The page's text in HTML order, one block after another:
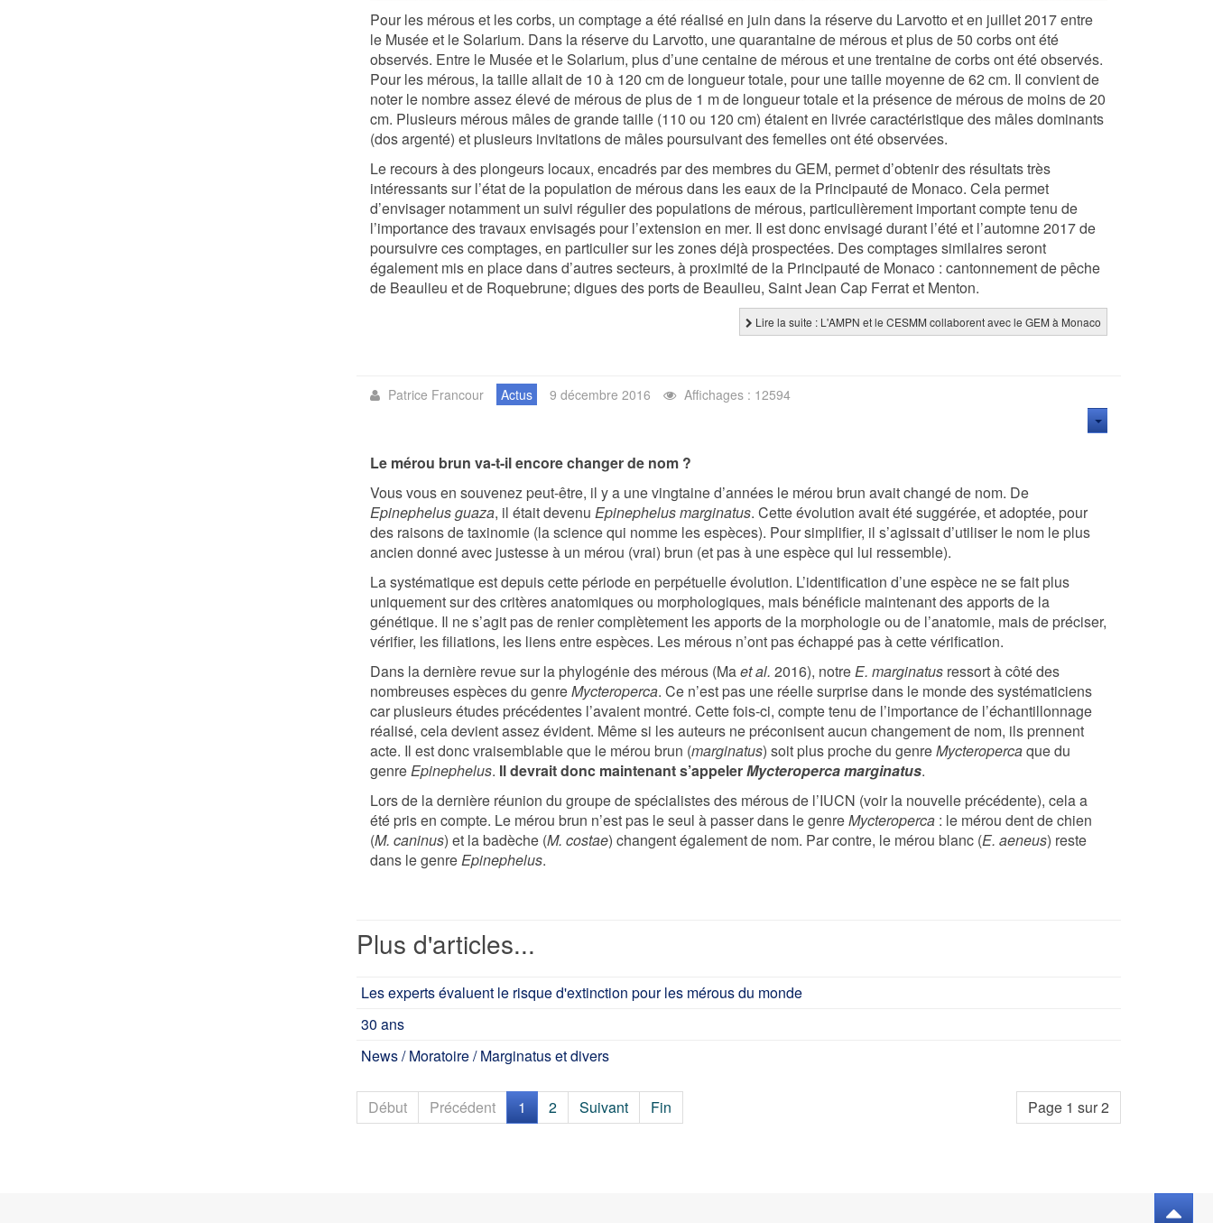
Pour les mérous et les corbs, un comptage a été réalisé en juin dans la réserve du Larvotto et en juillet 2017 entre
le Musée et le Solarium. Dans la réserve du Larvotto, une quarantaine de mérous et plus de 50 corbs ont été
observés. Entre le Musée et le Solarium, plus d’une centaine de mérous et une trentaine de corbs ont été observés.
Pour les mérous, la taille allait de 10 à 120 cm de longueur totale, pour une taille moyenne de 62 cm. Il convient de
noter le nombre assez élevé de mérous de plus de 1 m de longueur totale et la présence de mérous de moins de 20
cm. Plusieurs mérous mâles de grande taille (110 ou 120 cm) étaient en livrée caractéristique des mâles dominants
(dos argenté) et plusieurs invitations de mâles poursuivant des femelles ont été observées.
Le recours à des plongeurs locaux, encadrés par des membres du GEM, permet d’obtenir des résultats très
intéressants sur l’état de la population de mérous dans les eaux de la Principauté de Monaco. Cela permet
d’envisager notamment un suivi régulier des populations de mérous, particulièrement important compte tenu de
l’importance des travaux envisagés pour l’extension en mer. Il est donc envisagé durant l’été et l’automne 2017 de
poursuivre ces comptages, en particulier sur les zones déjà prospectées. Des comptages similaires seront
également mis en place dans d’autres secteurs, à proximité de la Principauté de Monaco : cantonnement de pêche
de Beaulieu et de Roquebrune; digues des ports de Beaulieu, Saint Jean Cap Ferrat et Menton.
Lire la suite : L'AMPN et le CESMM collaborent avec le GEM à Monaco
Patrice Francour Actus 9 décembre 2016 Affichages : 12594
Le mérou brun va-t-il encore changer de nom ?
Vous vous en souvenez peut-être, il y a une vingtaine d’années le mérou brun avait changé de nom. De
Epinephelus guaza, il était devenu Epinephelus marginatus. Cette évolution avait été suggérée, et adoptée, pour
des raisons de taxinomie (la science qui nomme les espèces). Pour simplifier, il s’agissait d’utiliser le nom le plus
ancien donné avec justesse à un mérou (vrai) brun (et pas à une espèce qui lui ressemble).
La systématique est depuis cette période en perpétuelle évolution. L’identification d’une espèce ne se fait plus
uniquement sur des critères anatomiques ou morphologiques, mais bénéficie maintenant des apports de la
génétique. Il ne s’agit pas de renier complètement les apports de la morphologie ou de l’anatomie, mais de préciser,
vérifier, les filiations, les liens entre espèces. Les mérous n’ont pas échappé pas à cette vérification.
Dans la dernière revue sur la phylogénie des mérous (Maet al. 2016), notreE. marginatusressort à côté des
nombreuses espèces du genreMycteroperca. Ce n’est pas une réelle surprise dans le monde des systématiciens
car plusieurs études précédentes l’avaient montré. Cette fois-ci, compte tenu de l’importance de l’échantillonnage
réalisé, cela devient assez évident. Même si les auteurs ne préconisent aucun changement de nom, ils prennent
acte. Il est donc vraisemblable que le mérou brun (marginatus) soit plus proche du genreMycteropercaque du
genreEpinephelus. Il devrait donc maintenant s’appelerMycteroperca marginatus.
Lors de la dernière réunion du groupe de spécialistes des mérous de l’IUCN (voir la nouvelle précédente), cela a
été pris en compte. Le mérou brun n’est pas le seul à passer dans le genreMycteroperca: le mérou dent de chien
(M. caninus) et la badèche (M. costae) changent également de nom. Par contre, le mérou blanc (E. aeneus) reste
dans le genreEpinephelus.
Plus d'articles...
Les experts évaluent le risque d'extinction pour les mérous du monde
30 ans
News / Moratoire / Marginatus et divers
Page 1 sur 2
Début Précédent 1 2 Suivant Fin